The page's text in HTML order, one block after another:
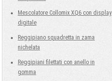
Mescolatore Collomix XQ6 con display
digitale
Reggipiano squadretta in zama
nichelata
Reggipiani filettati con anello in
gomma